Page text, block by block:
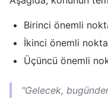
Birinci önemli
İkinci önemli
Üçüncü önemli
"Gelecek,